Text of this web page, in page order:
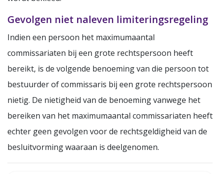
Gevolgen niet naleven limiteringsregeling
Indien een persoon het maximumaantal
commissariaten bij een grote rechtspersoon heeft
bereikt, is de volgende benoeming van die persoon tot
bestuurder of commissaris bij een grote rechtspersoon
nietig. De nietigheid van de benoeming vanwege het
bereiken van het maximumaantal commissariaten heeft
echter geen gevolgen voor de rechtsgeldigheid van de
besluitvorming waaraan is deelgenomen.